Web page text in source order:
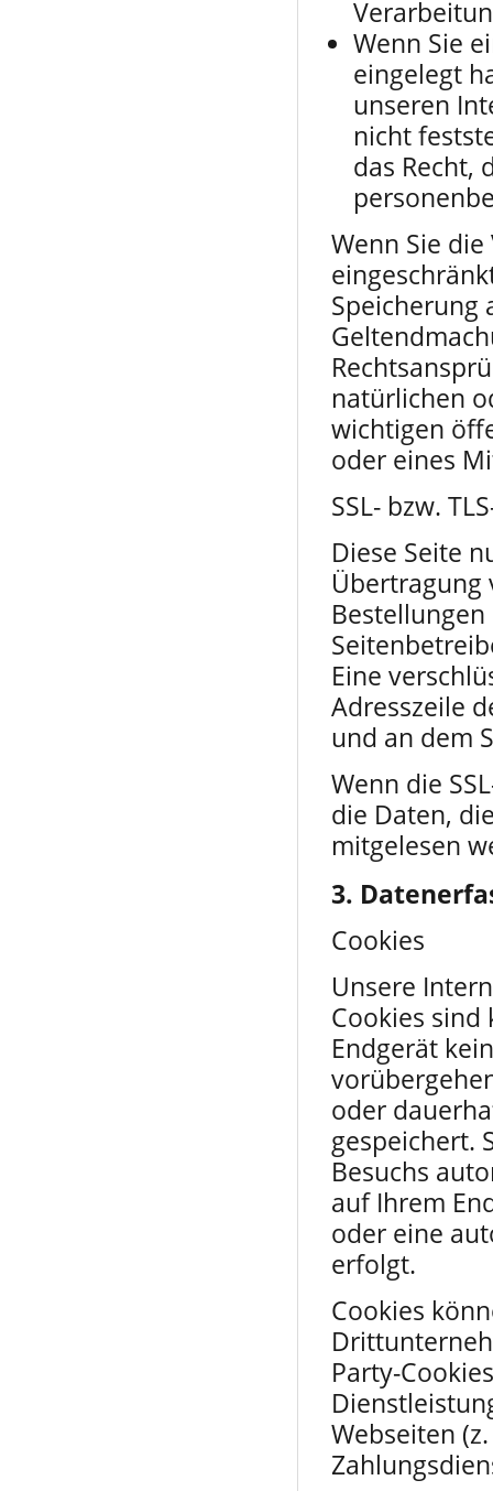
Wenn Sie
eingelegt
unseren
nicht
das Recht,
Wenn Sie
Speicherung
natürlichen
wichtigen
oder eines
SSL- bzw.
Diese Seite
Übertragung
Eine
Adresszeile
und an dem
Wenn die
die Daten,
mitgelesen
3.
Cookies
Unsere
Cookies
Endgerät
oder
gespeichert.
Besuchs
auf Ihrem
oder eine
erfolgt.
Cookies
Party-
Webseiten